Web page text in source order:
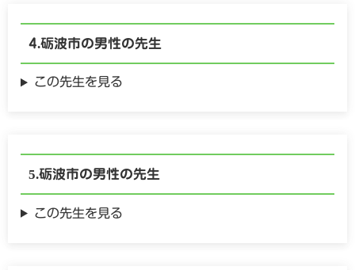
砺波市の男性の先生
この先生を見る
砺波市の男性の先生
この先生を見る